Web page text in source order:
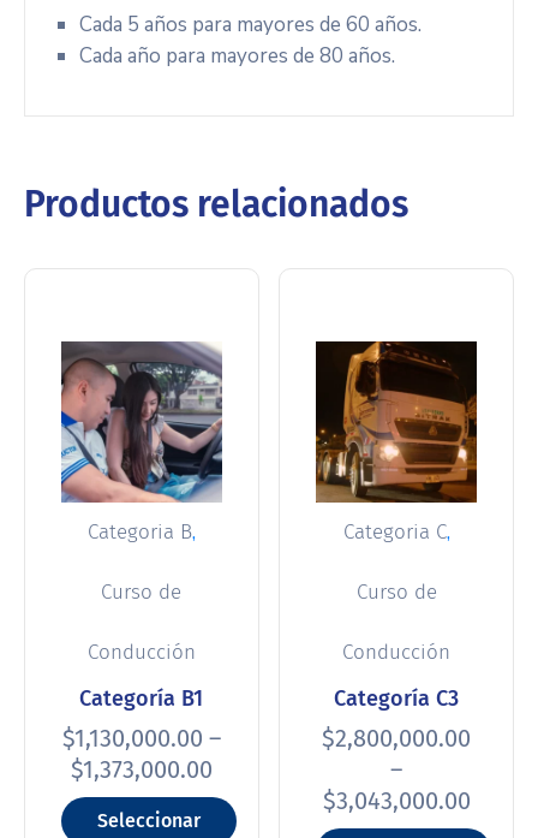
Cada 5 años para mayores de 60 años.
Cada año para mayores de 80 años.
Productos relacionados
Categoria B,
Curso de
Conducción
Categoría B1
$1,130,000.00 –
$1,373,000.00
Seleccionar
Categoria C,
Curso de
Conducción
Categoría C3
$2,800,000.00
–
$3,043,000.00